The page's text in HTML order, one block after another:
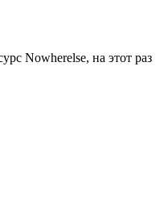
Nowherelse, на этот раз